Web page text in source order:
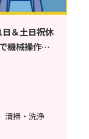
日＆土日祝休
機械操作★
清掃・洗浄